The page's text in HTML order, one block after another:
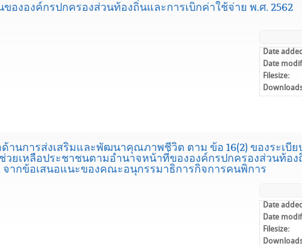
ององค์กรปกครองส่วนท้องถิ่นและการเบิกค่าใช้จ่าย พ.ศ. 2562
Date
Date
Filesize:
นการส่งเสริมและพัฒนาคุณภาพชีวิต ตาม ข้อ 16(2) ของระเบีย
วยเหลือประชาชนตามอำนาจหน้าที่ขององค์กรปกครองส่วนท้อง
จากข้อเสนอแนะของคณะอนุกรรมาธิการกิจการคนพิการ
Date
Date
Filesize: